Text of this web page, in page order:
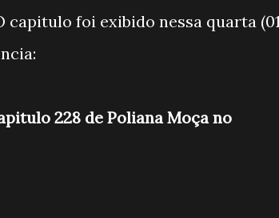
capitulo foi exibido nessa quarta
228 de Poliana Moça no